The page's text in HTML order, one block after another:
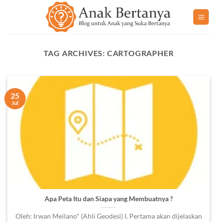
TAG ARCHIVES: CARTOGRAPHER
Apa Peta Itu dan Siapa yang Membuatnya ?
Oleh: Irwan Meilano* (Ahli Geodesi) I. Pertama akan dijelaskan
25
Jul